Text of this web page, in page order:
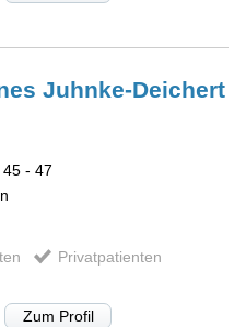
Juhnke-Deichert
- 47
Privatpatienten
Zum Profil